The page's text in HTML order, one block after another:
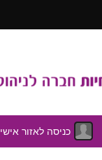
כניסה לאזור אישי